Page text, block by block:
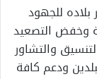
للجهود
وخفض التصعيد
والتشاور
ودعم كافة